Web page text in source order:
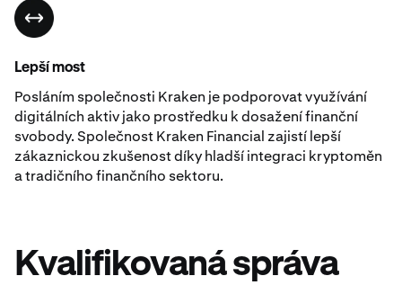
Lepší most
Posláním společnosti Kraken je podporovat využívání
digitálních aktiv jako prostředku k dosažení finanční
svobody. Společnost Kraken Financial zajistí lepší
zákaznickou zkušenost díky hladší integraci kryptoměn
a tradičního finančního sektoru.
Kvalifikovaná správa